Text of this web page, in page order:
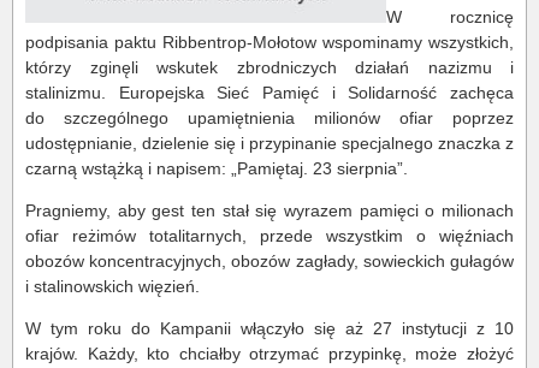
W rocznicę
podpisania paktu Ribbentrop-Mołotow wspominamy wszystkich,
którzy zginęli wskutek zbrodniczych działań nazizmu i
stalinizmu. Europejska Sieć Pamięć i Solidarność zachęca
do szczególnego upamiętnienia milionów ofiar poprzez
udostępnianie, dzielenie się i przypinanie specjalnego znaczka z
czarną wstążką i napisem: „Pamiętaj. 23 sierpnia”.
Pragniemy, aby gest ten stał się wyrazem pamięci o milionach
ofiar reżimów totalitarnych, przede wszystkim o więźniach
obozów koncentracyjnych, obozów zagłady, sowieckich gułagów
i stalinowskich więzień.
W tym roku do Kampanii włączyło się aż 27 instytucji z 10
krajów. Każdy, kto chciałby otrzymać przypinkę, może złożyć